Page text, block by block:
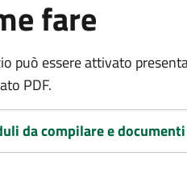
fare
può essere attivato
PDF.
da compilare e